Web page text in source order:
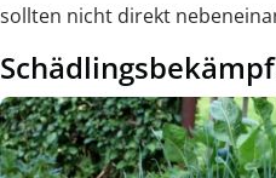
sollten nicht direkt